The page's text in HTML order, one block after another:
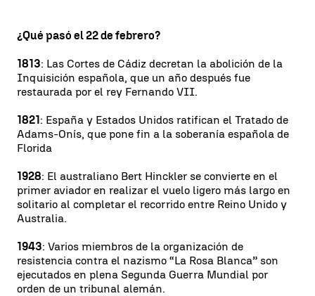
¿Qué pasó el 22 de febrero?
1813: Las Cortes de Cádiz decretan la abolición de la
Inquisición española, que un año después fue
restaurada por el rey Fernando VII.
1821: España y Estados Unidos ratifican el Tratado de
Adams-Onís, que pone fin a la soberanía española de
Florida
1928: El australiano Bert Hinckler se convierte en el
primer aviador en realizar el vuelo ligero más largo en
solitario al completar el recorrido entre Reino Unido y
Australia.
1943: Varios miembros de la organización de
resistencia contra el nazismo “La Rosa Blanca” son
ejecutados en plena Segunda Guerra Mundial por
orden de un tribunal alemán.